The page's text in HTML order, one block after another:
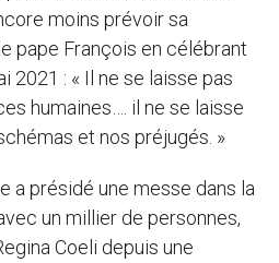
moins prévoir sa
pape François en célébrant
2021 : « Il ne se laisse pas
humaines…. il ne se laisse
et nos préjugés. »
a présidé une messe dans la
un millier de personnes,
Coeli depuis une